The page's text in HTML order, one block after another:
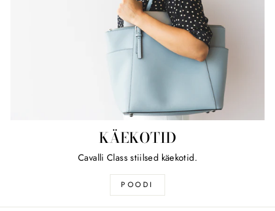
KÄEKOTID
Cavalli Class stiilsed käekotid.
POODI